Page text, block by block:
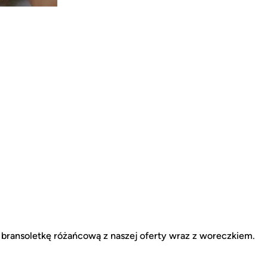
różańcową z naszej oferty wraz z woreczkiem.